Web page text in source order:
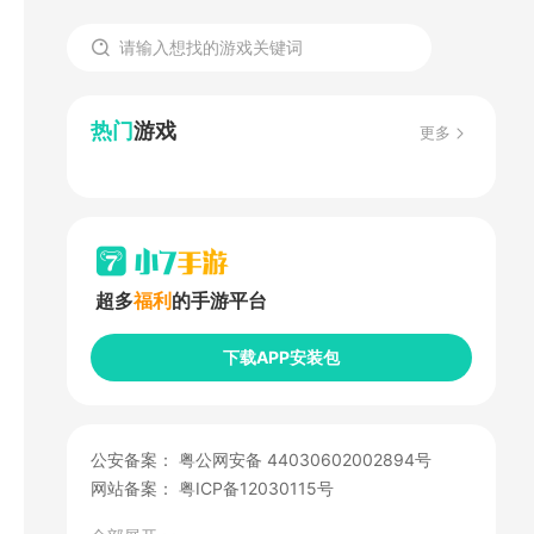
热门游戏 更多
超多福利 的手游平台
下载APP安装包
公安备案： 粤公网安备 44030602002894号
网站备案： 粤ICP备12030115号